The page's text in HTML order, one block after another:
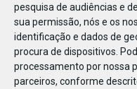
pesquisa de audiências e
sua permissão, nós e os
identificação e dados de
procura de dispositivos.
processamento por nossa
parceiros, conforme